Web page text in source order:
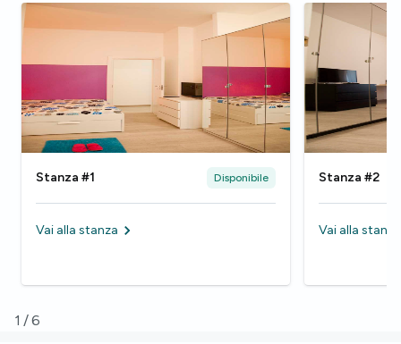
Stanza #1 Disponibile
Vai alla stanza
Stanza #2
Vai alla stanza
1/6